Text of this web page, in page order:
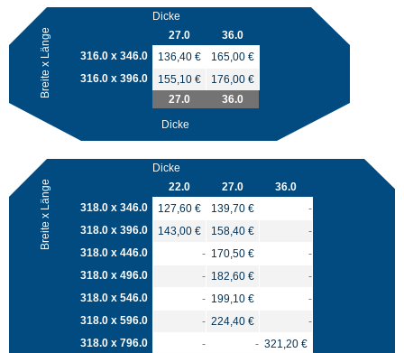
Dicke
27.0
36.0
Breite x Länge 316.0 x 346.0 136,40 €
165,00 €
316.0 x 396.0
155,10 €
176,00 €
27.0
36.0
Dicke
Dicke
22.0
27.0 36.0
Breite x Länge 318.0 x 346.0 127,60 € 139,70 €
-
318.0 x 396.0
143,00 € 158,40 €
-
318.0 x 446.0
- 170,50 €
-
318.0 x 496.0
- 182,60 €
-
318.0 x 546.0
- 199,10 €
-
318.0 x 596.0
- 224,40 €
-
318.0 x 796.0
- - 321,20 €